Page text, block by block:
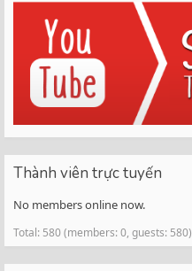
Thành viên trực tuyến
No members online now.
Total: 580 (members: 0, guests: 580)